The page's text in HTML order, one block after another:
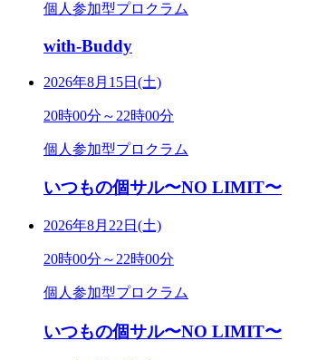
個人参加型プロクラム
with-Buddy
2026年8月15日(土)
20時00分～22時00分
個人参加型プロクラム
いつもの個サル〜NO LIMIT〜
2026年8月22日(土)
20時00分～22時00分
個人参加型プロクラム
いつもの個サル〜NO LIMIT〜